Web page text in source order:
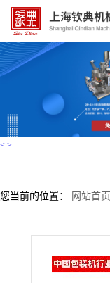
< >
您当前的位置： 网站首页